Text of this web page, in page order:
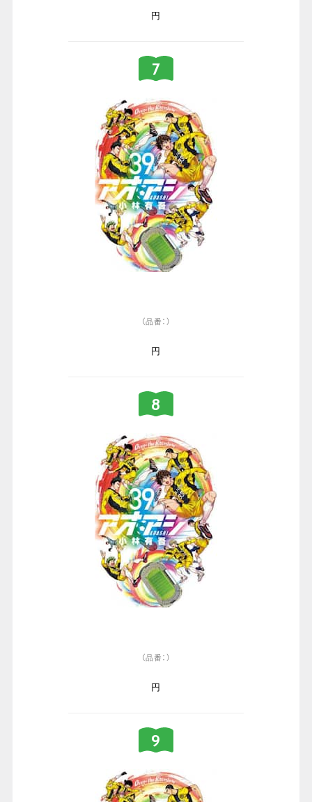
円
（品番：）
円
（品番：）
円